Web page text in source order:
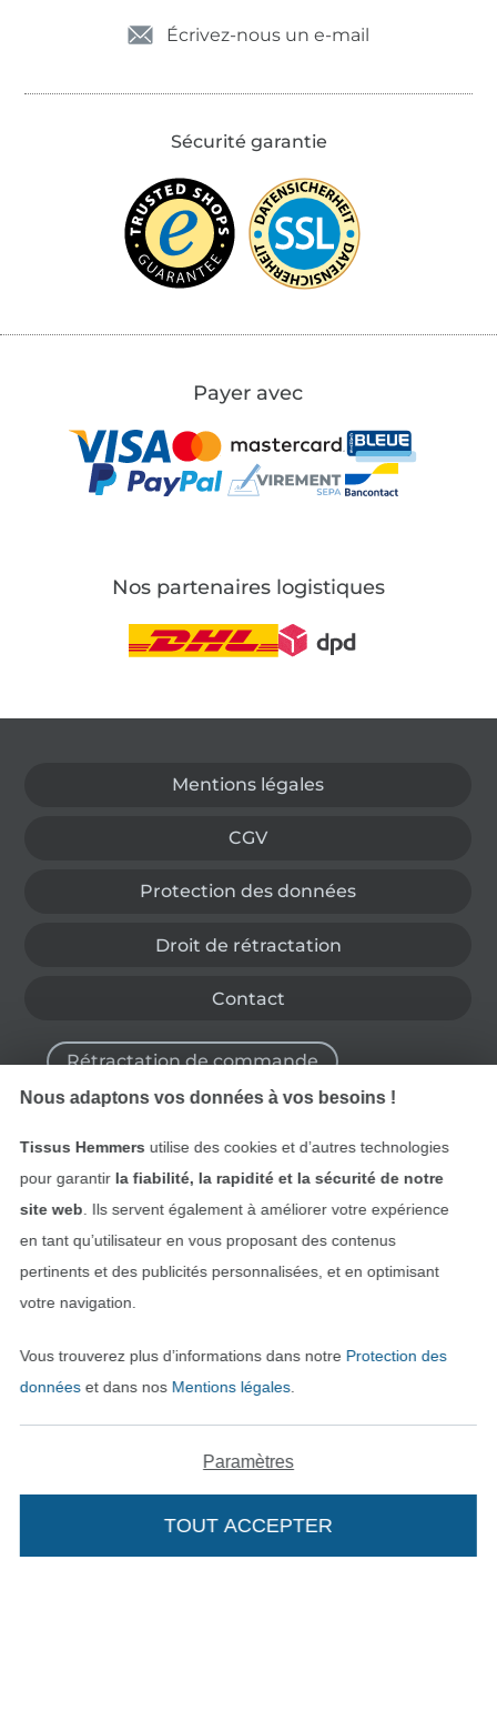
Ajouter à mon panier
Écrivez-nous un e-mail
Sécurité garantie
Payer avec
Nos partenaires logistiques
Mentions légales
CGV
Protection des données
Droit de rétractation
Contact
Rétractation de commande
Deutsch
Nederlands
Passer à la boutique
Nous adaptons vos données à vos besoins !
Tissus Hemmers utilise des cookies et d’autres technologies
pour garantir la fiabilité, la rapidité et la sécurité de notre
site web . Ils servent également à améliorer votre expérience
en tant qu’utilisateur en vous proposant des contenus
pertinents et des publicités personnalisées, et en optimisant
votre navigation.
Vous trouverez plus d’informations dans notre Protection des
donnéeset dans nos Mentions légales.
Paramètres
TOUT ACCEPTER